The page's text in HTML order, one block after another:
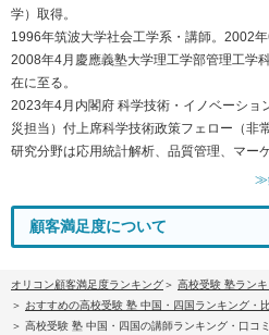
学）取得。
1996年筑波大学社会工学系・講師。2002年
2008年4月慶應義塾大学理工学部管理工学
在に至る。
2023年4月内閣府 科学技術・イノベーショ
災担当）付上席科学技術政策フェロー（非常
研究分野は応用統計解析、品質管理、マー
≫
顧客満足度について
オリコン顧客満足度ランキング
高校受験 塾ラン
おすすめの高校受験 塾 中国・四国ランキング・
高校受験 塾 中国・四国の講師ランキング・口コ